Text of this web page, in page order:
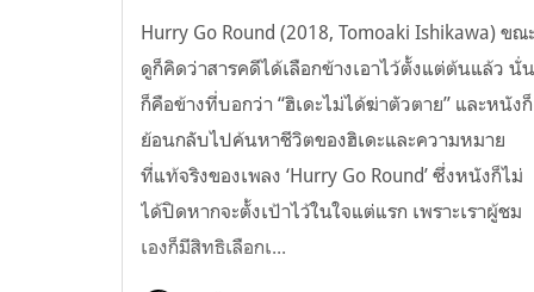
Hurry Go Round (2018, Tomoaki Ishikawa) ขณะ
ดูก็คิดว่าสารคดีได้เลือกข้างเอาไว้ตั้งแต่ต้นแล้ว นั่น
ก็คือข้างที่บอกว่า “ฮิเดะไม่ได้ฆ่าตัวตาย” และหนังก็
ย้อนกลับไปค้นหาชีวิตของฮิเดะและความหมาย
ที่แท้จริงของเพลง ‘Hurry Go Round’ ซึ่งหนังก็ไม่
ได้ปิดหากจะตั้งเป้าไว้ในใจแต่แรก เพราะเราผู้ชม
เองก็มีสิทธิเลือกเ...